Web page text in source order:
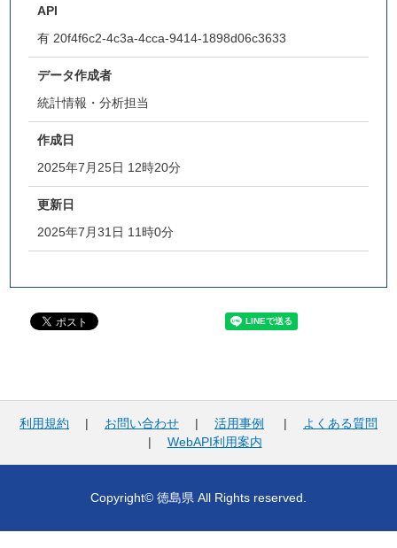
API
有 20f4f6c2-4c3a-4cca-9414-1898d06c3633
データ作成者
統計情報・分析担当
作成日
2025年7月25日 12時20分
更新日
2025年7月31日 11時0分
利用規約 | お問い合わせ | 活用事例 |
よくある質問
| WebAPI利用案内
Copyright© 徳島県 All Rights reserved.